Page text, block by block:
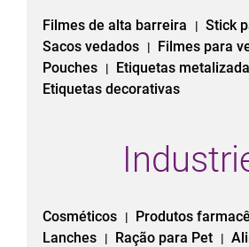
Filmes de alta barreira | Stick
Sacos vedados | Filmes para
Pouches | Etiquetas
Etiquetas decorativas
Cosméticos | Produtos
Lanches | Ração para Pet |